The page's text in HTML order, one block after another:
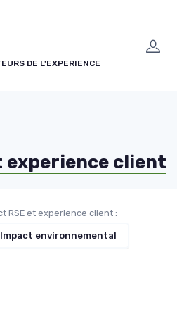
DE L'EXPERIENCE
experience client
RSE et experience client :
Impact environnemental